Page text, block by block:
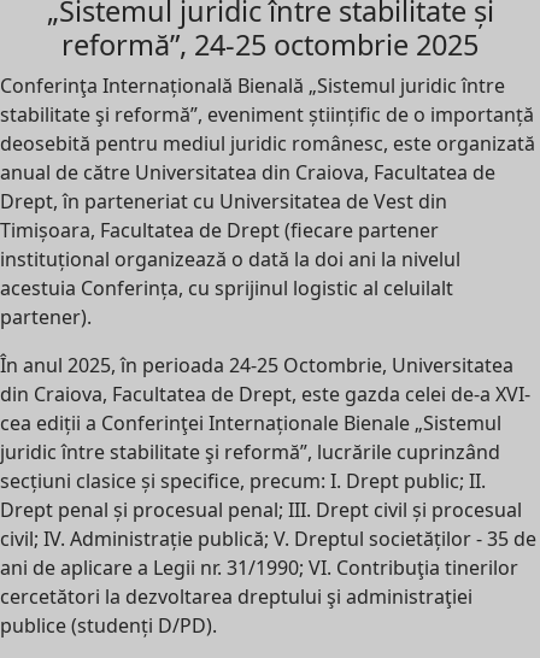
„Sistemul juridic între stabilitate și
reformă”, 24-25 octombrie 2025
Conferinţa Internațională Bienală „Sistemul juridic între
stabilitate şi reformă”, eveniment științific de o importanță
deosebită pentru mediul juridic românesc, este organizată
anual de către Universitatea din Craiova, Facultatea de
Drept, în parteneriat cu Universitatea de Vest din
Timișoara, Facultatea de Drept (fiecare partener
instituțional organizează o dată la doi ani la nivelul
acestuia Conferința, cu sprijinul logistic al celuilalt
partener).
În anul 2025, în perioada 24-25 Octombrie, Universitatea
din Craiova, Facultatea de Drept, este gazda celei de-a XVI-
cea ediții a Conferinţei Internaționale Bienale „Sistemul
juridic între stabilitate şi reformă”, lucrările cuprinzând
secțiuni clasice și specifice, precum: I. Drept public; II.
Drept penal și procesual penal; III. Drept civil și procesual
civil; IV. Administrație publică; V. Dreptul societăților - 35 de
ani de aplicare a Legii nr. 31/1990; VI. Contribuţia tinerilor
cercetători la dezvoltarea dreptului şi administraţiei
publice (studenți D/PD).